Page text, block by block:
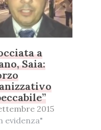
a
Saia:
2015
evidenza"